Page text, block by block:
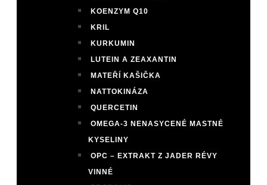
KOENZYM Q10
KRIL
KURKUMIN
LUTEIN A ZEAXANTIN
MATEŘÍ KAŠIČKA
NATTOKINÁZA
QUERCETIN
OMEGA-3 NENASYCENÉ MASTNÉ
KYSELINY
OPC – EXTRAKT Z JADER RÉVY
VINNÉ